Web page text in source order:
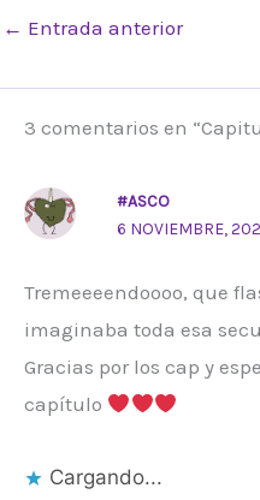
← Entrada anterior
3 comentarios en
#ASCO
6 NOVIEMBRE,
Tremeeeendoooo, que
imaginaba toda esa
Gracias por los cap y
capítulo
Cargando...